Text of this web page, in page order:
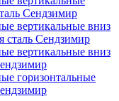
Сендзимир
вертикальные вниз
сталь Сендзимир
вертикальные вниз
горизонтальные